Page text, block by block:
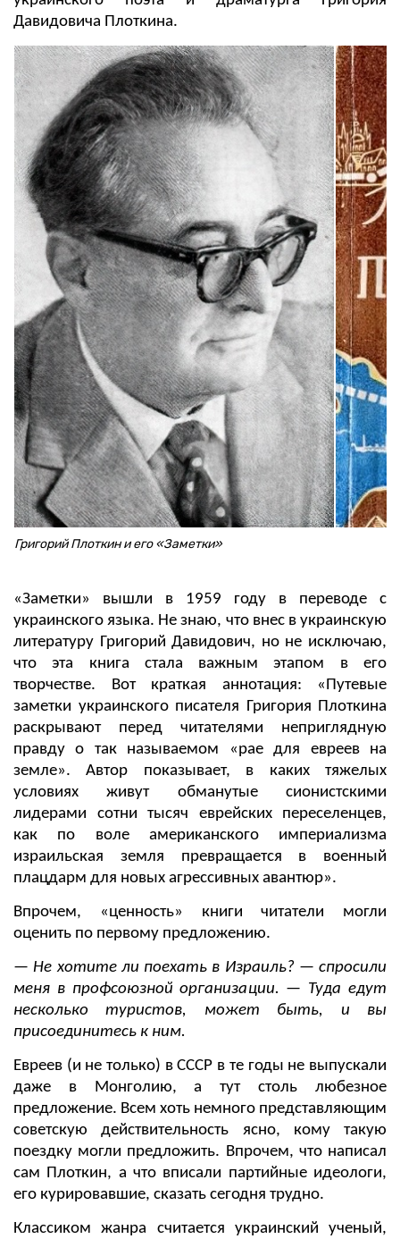
Давидовича Плоткина.
Григорий Плоткин и его «Заметки»
«Заметки» вышли в 1959 году в переводе с
украинского языка. Не знаю, что внес в украинскую
литературу Григорий Давидович, но не исключаю,
что эта книга стала важным этапом в его
творчестве. Вот краткая аннотация: «Путевые
заметки украинского писателя Григория Плоткина
раскрывают перед читателями неприглядную
правду о так называемом «рае для евреев на
земле». Автор показывает, в каких тяжелых
условиях живут обманутые сионистскими
лидерами сотни тысяч еврейских переселенцев,
как по воле американского империализма
израильская земля превращается в военный
плацдарм для новых агрессивных авантюр».
Впрочем, «ценность» книги читатели могли
оценить по первому предложению.
— Не хотите ли поехать в Израиль? — спросили
меня в профсоюзной организации. — Туда едут
несколько туристов, может быть, и вы
присоединитесь к ним.
Евреев (и не только) в СССР в те годы не выпускали
даже в Монголию, а тут столь любезное
предложение. Всем хоть немного представляющим
советскую действительность ясно, кому такую
поездку могли предложить. Впрочем, что написал
сам Плоткин, а что вписали партийные идеологи,
его курировавшие, сказать сегодня трудно.
Классиком жанра считается украинский ученый,